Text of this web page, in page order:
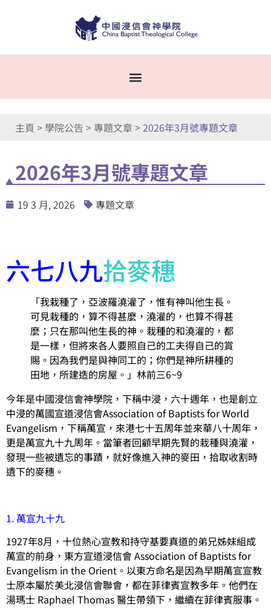
主頁 > 學院公告 > 專題文章 >2026年3月號專題文章
2026年3月號專題文章
19 3 月, 2026 專題文章
六七八九拾麥穗
「我栽種了，亞波羅澆灌了，惟有神叫他生長。
可見栽種的，算不得甚麼，澆灌的，也算不得甚
麼；只在那叫他生長的神。栽種的和澆灌的，都
是一樣，但將來各人要照自己的工夫得自己的賞
賜。因為我們是與神同工的；你們是神所耕種的
田地，所建造的房屋。」林前三6~9
今年是中國浸信會神學院，下稱中浸，六十週年，也是創立
中浸的萬國宣道浸信會Association of Baptists for World
Evangelism，下稱萬宣，來港七十五周年並來華八十周年，
更是萬宣九十九周年。當筆者回顧早期先賢的栽種與澆灌，
發現一些被遺忘的事蹟，就好像進入神的麥田，拾取收割時
遺下的麥穗。
1. 萬宣九十九
1927年8月，十位熱心宣教和持守基要真道的弟兄姊妹組成
萬宣的前身，東方宣道浸信會 Association of Baptists for
Evangelism in the Orient。以東方命名是因為早期萬宣宣教
士原本屬於美北浸信會聯會，都在菲律賓宣教多年。他們在
湯瑪士 Raphael Thomas 醫生帶領下，繼續在菲律賓服事。